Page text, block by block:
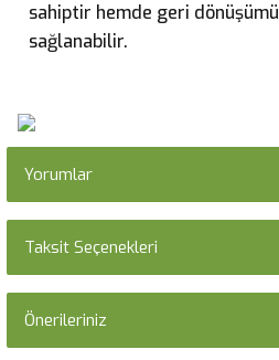
sahiptir hemde geri dönüşümü
sağlanabilir.
Yorumlar
Taksit Seçenekleri
Önerileriniz